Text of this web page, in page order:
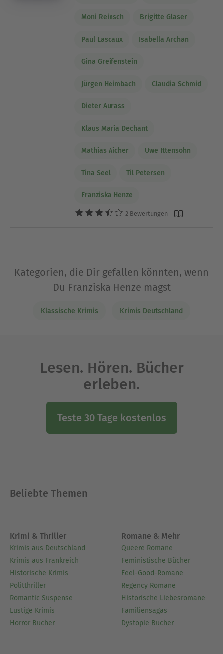
Moni Reinsch Brigitte Glaser
Paul Lascaux Isabella Archan
Gina Greifenstein
Jürgen Heimbach Claudia Schmid
Dieter Aurass
Klaus Maria Dechant
Mathias Aicher Uwe Ittensohn
Tina Seel Til Petersen
Franziska Henze
2 Bewertungen
Kategorien, die Dir gefallen könnten, wenn
Du Franziska Henze magst
Klassische Krimis Krimis Deutschland
Lesen. Hören. Bücher
erleben.
Teste 30 Tage kostenlos
Beliebte Themen
Krimi & Thriller
Krimis aus Deutschland
Krimis aus Frankreich
Historische Krimis
Politthriller
Romantic Suspense
Lustige Krimis
Horror Bücher
Romane & Mehr
Queere Romane
Feministische Bücher
Feel-Good-Romane
Regency Romane
Historische Liebesromane
Familiensagas
Dystopie Bücher